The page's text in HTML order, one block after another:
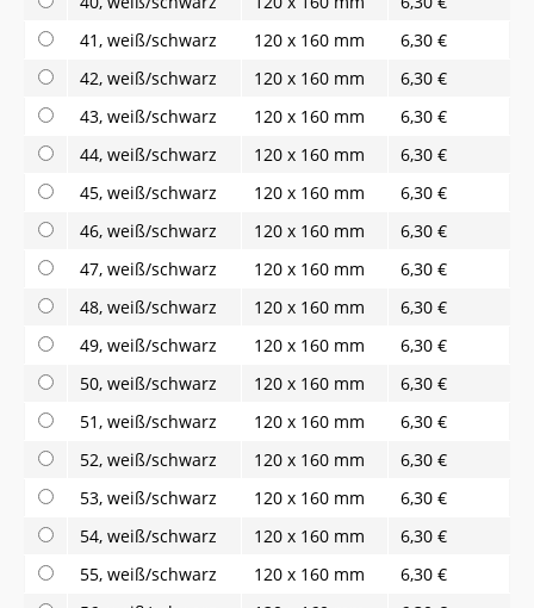
41, weiß/schwarz
120 x 160 mm
6,30 €
42, weiß/schwarz
120 x 160 mm
6,30 €
43, weiß/schwarz
120 x 160 mm
6,30 €
44, weiß/schwarz
120 x 160 mm
6,30 €
45, weiß/schwarz
120 x 160 mm
6,30 €
46, weiß/schwarz
120 x 160 mm
6,30 €
47, weiß/schwarz
120 x 160 mm
6,30 €
48, weiß/schwarz
120 x 160 mm
6,30 €
49, weiß/schwarz
120 x 160 mm
6,30 €
50, weiß/schwarz
120 x 160 mm
6,30 €
51, weiß/schwarz
120 x 160 mm
6,30 €
52, weiß/schwarz
120 x 160 mm
6,30 €
53, weiß/schwarz
120 x 160 mm
6,30 €
54, weiß/schwarz
120 x 160 mm
6,30 €
55, weiß/schwarz
120 x 160 mm
6,30 €